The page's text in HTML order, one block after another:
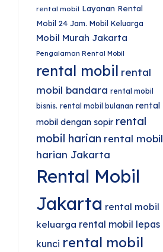
rental mobil Layanan Rental
Mobil 24 Jam. Mobil Keluarga
Mobil Murah Jakarta
Pengalaman Rental Mobil
rental mobil rental
mobil bandara rental mobil
bisnis. rental mobil bulanan rental
mobil dengan sopir rental
mobil harian rental mobil
harian Jakarta
Rental Mobil
Jakarta rental mobil
keluarga rental mobil lepas
kunci rental mobil